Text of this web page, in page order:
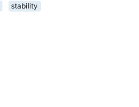
stability